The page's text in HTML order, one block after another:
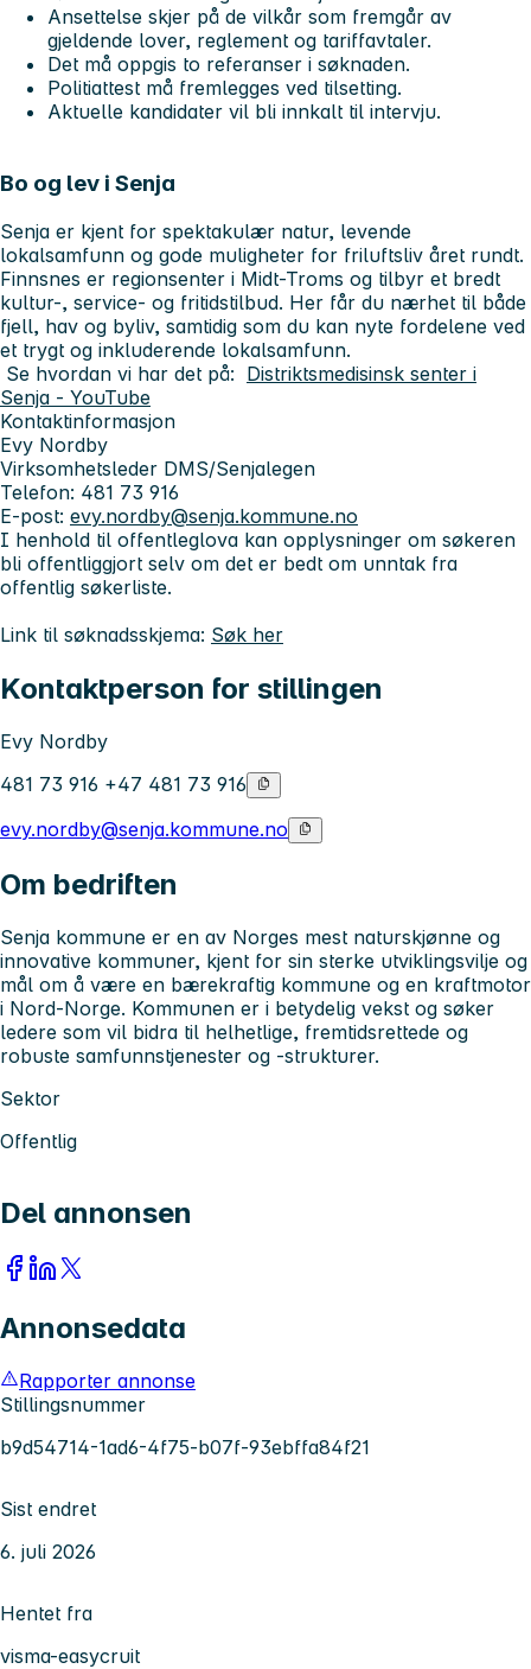
Ansettelse skjer på de vilkår som fremgår av
gjeldende lover, reglement og tariffavtaler.
Det må oppgis to referanser i søknaden.
Politiattest må fremlegges ved tilsetting.
Aktuelle kandidater vil bli innkalt til intervju.
Bo og lev i Senja
Senja er kjent for spektakulær natur, levende
lokalsamfunn og gode muligheter for friluftsliv året rundt.
Finnsnes er regionsenter i Midt-Troms og tilbyr et bredt
kultur-, service- og fritidstilbud. Her får du nærhet til både
fjell, hav og byliv, samtidig som du kan nyte fordelene ved
et trygt og inkluderende lokalsamfunn.
Se hvordan vi har det på: Distriktsmedisinsk senter i
Senja - YouTube
Kontaktinformasjon
Evy Nordby
Virksomhetsleder DMS/Senjalegen
Telefon: 481 73 916
E-post: evy.nordby@senja.kommune.no
I henhold til offentleglova kan opplysninger om søkeren
bli offentliggjort selv om det er bedt om unntak fra
offentlig søkerliste.
Link til søknadsskjema: Søk her
Kontaktperson for stillingen
Evy Nordby
481 73 916 +47 481 73 916
evy.nordby@senja.kommune.no
Om bedriften
Senja kommune er en av Norges mest naturskjønne og
innovative kommuner, kjent for sin sterke utviklingsvilje og
mål om å være en bærekraftig kommune og en kraftmotor
i Nord-Norge. Kommunen er i betydelig vekst og søker
ledere som vil bidra til helhetlige, fremtidsrettede og
robuste samfunnstjenester og -strukturer.
Sektor
Offentlig
Del annonsen
Annonsedata
Rapporter annonse
Stillingsnummer
b9d54714-1ad6-4f75-b07f-93ebffa84f21
Sist endret
6. juli 2026
Hentet fra
visma-easycruit